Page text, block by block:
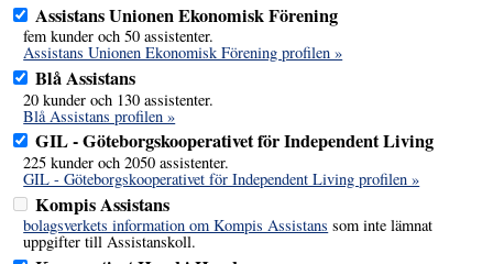
Assistans Unionen Ekonomisk Förening
fem kunder och 50 assistenter.
Assistans Unionen Ekonomisk Förening profilen »
Blå Assistans
20 kunder och 130 assistenter.
Blå Assistans profilen »
GIL - Göteborgskooperativet för Independent Living
225 kunder och 2050 assistenter.
GIL - Göteborgskooperativet för Independent Living profilen »
Kompis Assistans
bolagsverkets information om Kompis Assistans som inte lämnat
uppgifter till Assistanskoll.